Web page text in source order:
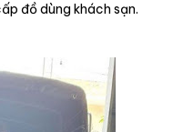
đồ dùng khách sạn.